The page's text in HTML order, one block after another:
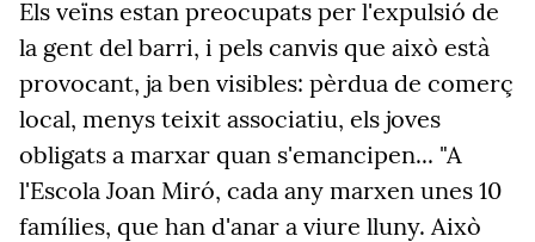
Els veïns estan preocupats per l'expulsió de
la gent del barri, i pels canvis que això està
provocant, ja ben visibles: pèrdua de comerç
local, menys teixit associatiu, els joves
obligats a marxar quan s'emancipen... "A
l'Escola Joan Miró, cada any marxen unes 10
famílies, que han d'anar a viure lluny. Això